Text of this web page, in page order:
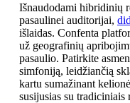
Išnaudodami hibridinių
pasaulinei auditorijai,
išlaidas. Confenta
už geografinių
pasaulio. Patirkite
simfoniją, leidžiančią
kartu sumažinant
susijusias su tradiciniais